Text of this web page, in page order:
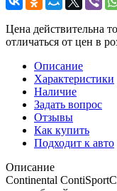
Цена действительна
отличаться от цен в
Описание
Характеристики
Наличие
Задать вопрос
Отзывы
Как купить
Подходит к авто
Описание
Continental